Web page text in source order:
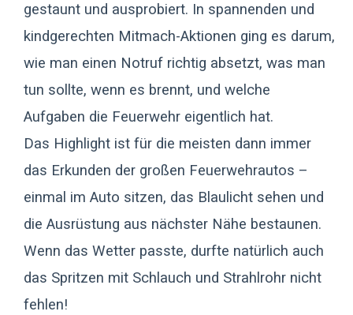
gestaunt und ausprobiert. In spannenden und
kindgerechten Mitmach-Aktionen ging es darum,
wie man einen Notruf richtig absetzt, was man
tun sollte, wenn es brennt, und welche
Aufgaben die Feuerwehr eigentlich hat.
Das Highlight ist für die meisten dann immer
das Erkunden der großen Feuerwehrautos –
einmal im Auto sitzen, das Blaulicht sehen und
die Ausrüstung aus nächster Nähe bestaunen.
Wenn das Wetter passte, durfte natürlich auch
das Spritzen mit Schlauch und Strahlrohr nicht
fehlen!